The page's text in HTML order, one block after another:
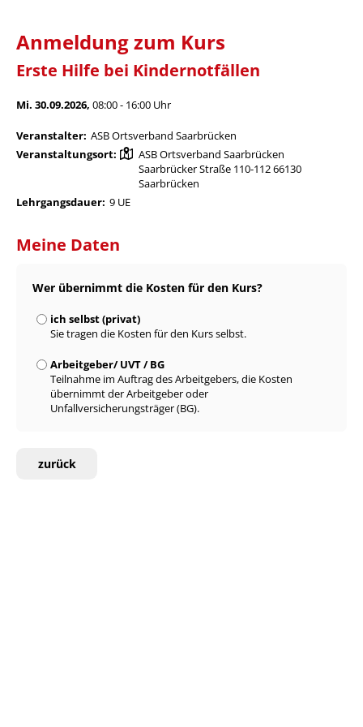
Anmeldung zum Kurs
Erste Hilfe bei Kindernotfällen
Mi. 30.09.2026, 08:00 - 16:00 Uhr
Veranstalter: ASB Ortsverband Saarbrücken
Veranstaltungsort:
ASB Ortsverband Saarbrücken
Saarbrücker Straße 110-112 66130
Saarbrücken
Lehrgangsdauer: 9 UE
Meine Daten
Wer übernimmt die Kosten für den Kurs?
ich selbst (privat)
Sie tragen die Kosten für den Kurs selbst.
Arbeitgeber/ UVT / BG
Teilnahme im Auftrag des Arbeitgebers, die Kosten
übernimmt der Arbeitgeber oder
Unfallversicherungsträger (BG).
zurück